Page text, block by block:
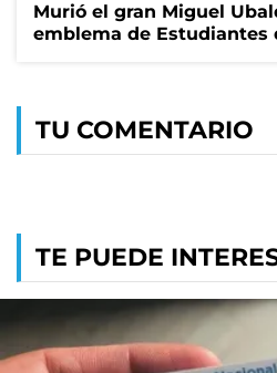
Murió el gran Miguel
emblema de Estudiantes
TU COMENTARIO
TE PUEDE